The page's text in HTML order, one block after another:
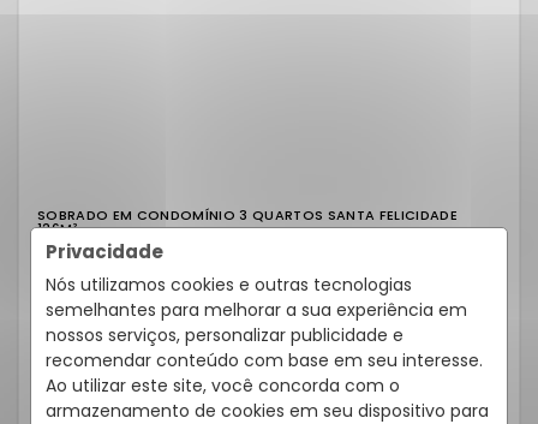
Privacidade
Nós utilizamos cookies e outras tecnologias
semelhantes para melhorar a sua experiência em
nossos serviços, personalizar publicidade e
recomendar conteúdo com base em seu interesse.
Ao utilizar este site, você concorda com o
armazenamento de cookies em seu dispositivo para
SOBRADO EM CONDOMÍNIO 3 QUARTOS SANTA FELICIDADE
126M²
Rua Benjamin Mion, 277, Santa Felicidade - Curitiba
Residencial Moradas do Ype
Cód.:633000889
Venda
R$ 755.000,00